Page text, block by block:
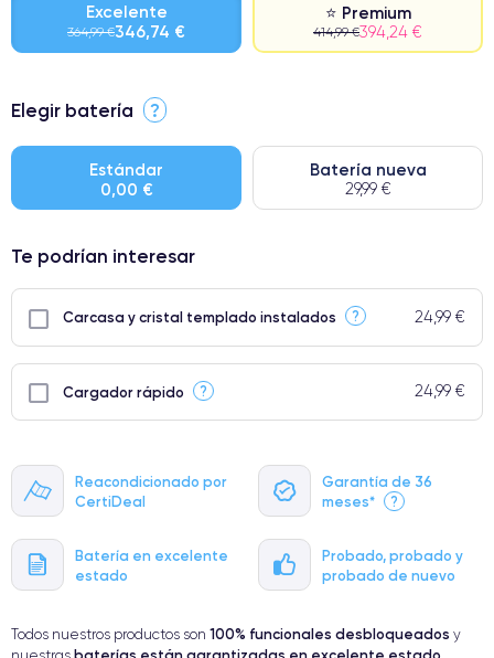
Reacondicionado por
CertiDeal
Garantía de 36
meses*
?
Batería en excelente
estado
Probado, probado y
probado de nuevo
Excelente
364,99 €346,74 €
⭐ Premium
414,99 €394,24 €
⭐ Premium
● Batería: uso intensivo.
● Solo el 5% de nuestros teléfonos tienen una categoría Premium.
Elegir batería ?
Estándar
0,00 €
Batería nueva
29,99 €
Te podrían interesar
Carcasa y cristal templado instalados ? 24,99 €
Cargador rápido ? 24,99 €
Todos nuestros productos son 100% funcionales desbloqueados y